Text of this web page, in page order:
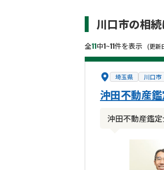
川口市の相
全11中1~11件を表示 (更新
埼玉県 川口市
沖田不動産鑑
沖田不動産